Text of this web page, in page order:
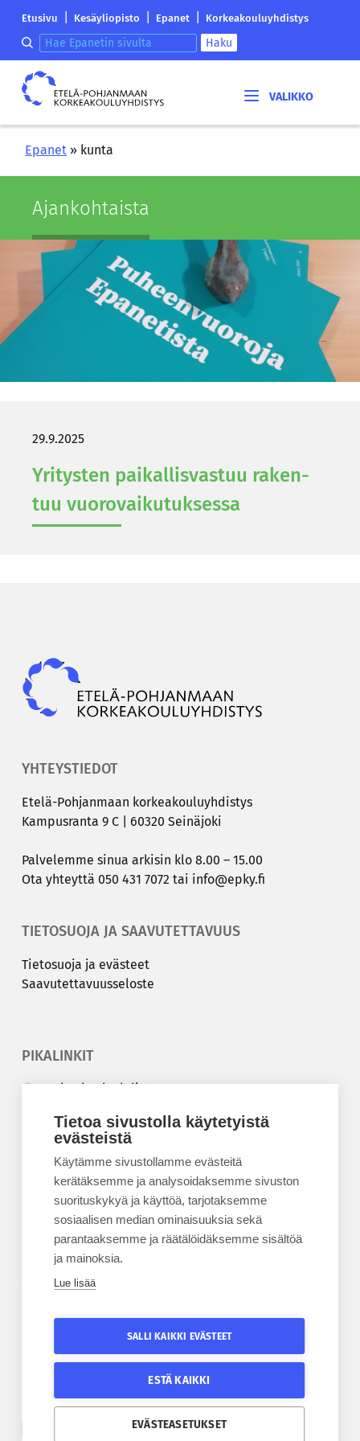
Tietoa sivustolla käytetyistä
evästeistä
Käytämme sivustollamme evästeitä
kerätäksemme ja analysoidaksemme sivuston
suorituskykyä ja käyttöä, tarjotaksemme
sosiaalisen median ominaisuuksia sekä
parantaaksemme ja räätälöidäksemme sisältöä
ja mainoksia.
Lue lisää
SALLI KAIKKI EVÄSTEET
ESTÄ KAIKKI
EVÄSTEASETUKSET
Etelä-
korkeakouluyhdistyksen
saapumissivu
Etusivu Kesäyliopisto Epanet Korkeakouluyhdistys
Hae epanetin sivulta Haku
Etelä-
Pohjanmaan
Epanet » kunta
Ajan­koh­tais­ta
29.9.2025
Yri­tys­ten pai­kal­lis­vas­tuu ra­ken­
tuu vuo­ro­vai­ku­tuk­ses­sa
YHTEYSTIEDOT
Etelä-​Pohjanmaan kor­kea­kou­lu­yh­dis­tys
Kam­pus­ran­ta 9 C | 60320 Sei­nä­jo­ki
Pal­ve­lem­me sinua ar­ki­sin klo 8.00 – 15.00
Ota yh­teyt­tä 050 431 7072 tai info@epky.fi
TIETOSUOJA JA SAAVUTETTAVUUS
Tie­to­suo­ja ja eväs­teet
Saa­vu­tet­ta­vuus­se­los­te
PIKALINKIT
Korkeakouluyhdistys
Kesäyliopisto
Epanet
BLOGIT
Kesäyliopiston blogi
TILAA UUTISKIRJE
Tilaa kesäyliopiston uutiskirje
Tilaa Epanetin uutiskirje
SEURAA KESÄYLIOPISTOA
Etelä-Pohjanmaan kesäyliopiston Facebook
SEURAA EPANETIA
Epanetin Twitter